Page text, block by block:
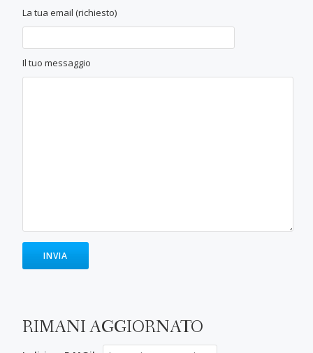
La tua email (richiesto)
Il tuo messaggio
RIMANI AGGIORNATO